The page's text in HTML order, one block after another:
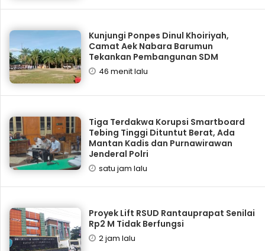
Kunjungi Ponpes Dinul Khoiriyah,
Camat Aek Nabara Barumun
Tekankan Pembangunan SDM
46 menit lalu
Tiga Terdakwa Korupsi Smartboard
Tebing Tinggi Dituntut Berat, Ada
Mantan Kadis dan Purnawirawan
Jenderal Polri
satu jam lalu
Proyek Lift RSUD Rantauprapat Senilai
Rp2 M Tidak Berfungsi
2 jam lalu